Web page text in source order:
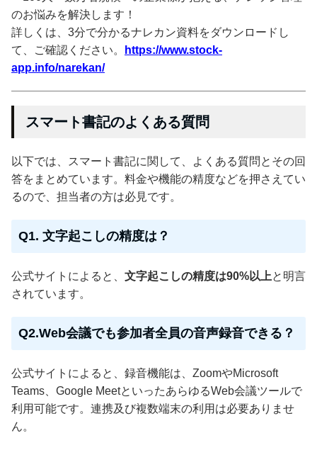
のお悩みを解決します！
詳しくは、3分で分かるナレカン資料をダウンロードし
て、ご確認ください。
https://www.stock-
app.info/narekan/
スマート書記のよくある質問
以下では、スマート書記に関して、よくある質問とその回
答をまとめています。料金や機能の精度などを押さえてい
るので、担当者の方は必見です。
Q1. 文字起こしの精度は？
公式サイトによると、 文字起こしの精度は90%以上と明言
されています。
Q2.Web会議でも参加者全員の音声録音できる？
公式サイトによると、録音機能は、ZoomやMicrosoft
Teams、Google MeetといったあらゆるWeb会議ツールで
利用可能です。連携及び複数端末の利用は必要ありませ
ん。